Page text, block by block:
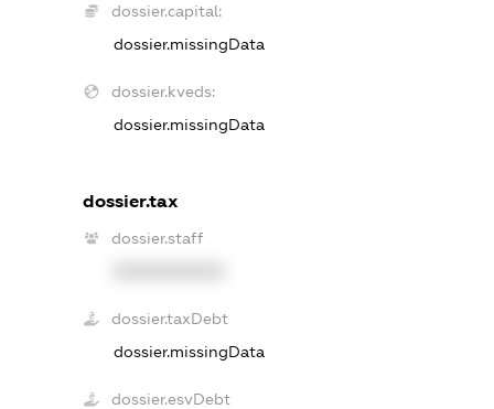
dossier.capital:
dossier.missingData
dossier.kveds:
dossier.missingData
dossier.tax
dossier.staff
dossier.taxDebt
dossier.missingData
dossier.esvDebt